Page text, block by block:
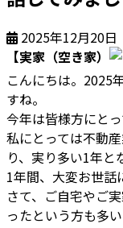
2025年12月20日
【実家（空き家）
こんにちは。2025
すね。
今年は皆様方にと
私にとっては不動
り、実り多い1年と
1年間、大変お世話
さて、ご自宅やご
ったという方も多